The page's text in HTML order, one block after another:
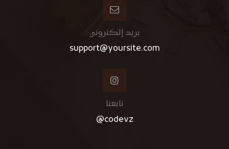
بريد إلكتروني
support@yoursite.com
تابعنا
codevz@